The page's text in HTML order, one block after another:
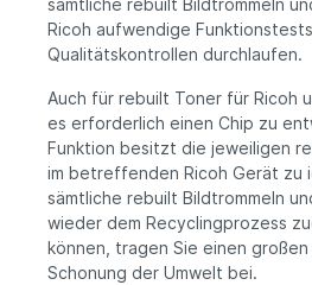
sämtliche rebuilt Bildtrommeln
Ricoh aufwendige
Qualitätskontrollen durchlaufen.
Auch für rebuilt Toner für Ricoh
es erforderlich einen Chip zu
Funktion besitzt die jeweiligen
im betreffenden Ricoh Gerät zu
sämtliche rebuilt Bildtrommeln
wieder dem Recyclingprozess
können, tragen Sie einen
Schonung der Umwelt bei.